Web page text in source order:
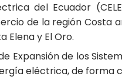
del Ecuador
de la región Costa
Elena y El Oro.
de los
eléctrica, de